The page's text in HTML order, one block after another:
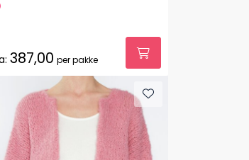
387,00 per pakke